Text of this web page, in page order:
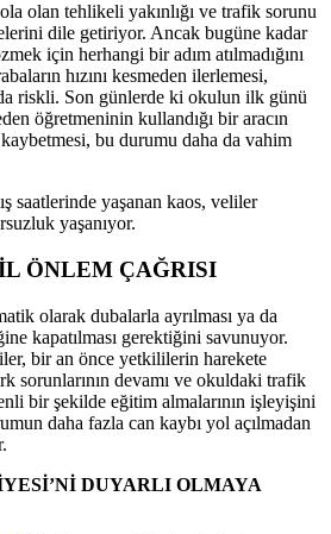
olan tehlikeli yakınlığı ve trafik sorunu
dile getiriyor. Ancak bugüne kadar
için herhangi bir adım atılmadığını
hızını kesmeden ilerlemesi,
riskli. Son günlerde ki okulun ilk günü
öğretmeninin kullandığı bir aracın
kaybetmesi, bu durumu daha da vahim
saatlerinde yaşanan kaos, veliler
yaşanıyor.
ÖNLEM ÇAĞRISI
olarak dubalarla ayrılması ya da
kapatılması gerektiğini savunuyor.
bir an önce yetkililerin harekete
sorunlarının devamı ve okuldaki trafik
bir şekilde eğitim almalarının işleyişini
daha fazla can kaybı yol açılmadan
DUYARLI OLMAYA